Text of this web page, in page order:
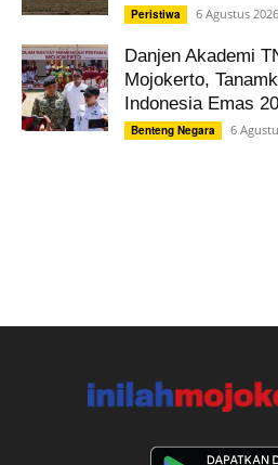
Peristiwa 6 Agustus 2026
Danjen Akademi
Mojokerto,
Indonesia Emas
Benteng Negara 6